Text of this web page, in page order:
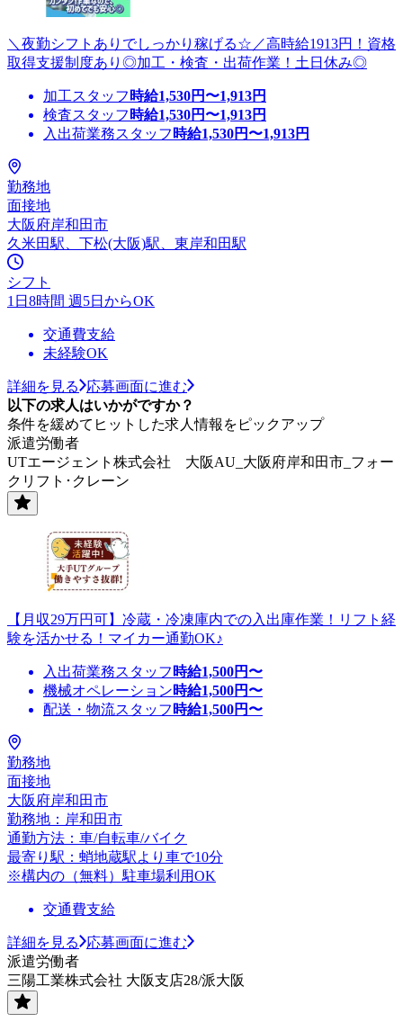
＼夜勤シフトありでしっかり稼げる☆／高時給1913円！資格
取得支援制度あり◎加工・検査・出荷作業！土日休み◎
加工スタッフ 時給1,530円〜1,913円
検査スタッフ 時給1,530円〜1,913円
入出荷業務スタッフ 時給1,530円〜1,913円
勤務地
面接地
大阪府岸和田市
久米田駅、下松(大阪)駅、東岸和田駅
シフト
1日8時間 週5日からOK
交通費支給
未経験OK
詳細を見る
応募画面に進む
以下の求人はいかがですか？
条件を緩めてヒットした求人情報をピックアップ
派遣労働者
UTエージェント株式会社 大阪AU_大阪府岸和田市_フォー
クリフト･クレーン
【月収29万円可】冷蔵・冷凍庫内での入出庫作業！リフト経
験を活かせる！マイカー通勤OK♪
入出荷業務スタッフ 時給1,500円〜
機械オペレーション時給1,500円〜
配送・物流スタッフ 時給1,500円〜
勤務地
面接地
大阪府岸和田市
勤務地：岸和田市
通勤方法：車/自転車/バイク
最寄り駅：蛸地蔵駅より車で10分
※構内の（無料）駐車場利用OK
交通費支給
詳細を見る
応募画面に進む
派遣労働者
三陽工業株式会社 大阪支店28/派大阪